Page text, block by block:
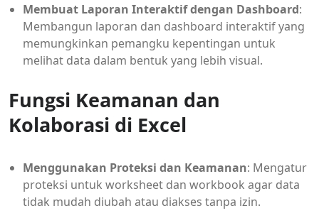
Membuat Laporan Interaktif dengan Dashboard:
Membangun laporan dan dashboard interaktif yang
memungkinkan pemangku kepentingan untuk
melihat data dalam bentuk yang lebih visual.
Fungsi Keamanan dan
Kolaborasi di Excel
Menggunakan Proteksi dan Keamanan: Mengatur
proteksi untuk worksheet dan workbook agar data
tidak mudah diubah atau diakses tanpa izin.